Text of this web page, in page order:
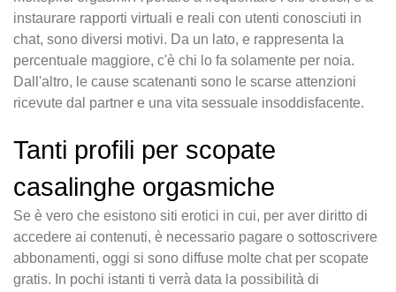
instaurare rapporti virtuali e reali con utenti conosciuti in
chat, sono diversi motivi. Da un lato, e rappresenta la
percentuale maggiore, c'è chi lo fa solamente per noia.
Dall'altro, le cause scatenanti sono le scarse attenzioni
ricevute dal partner e una vita sessuale insoddisfacente.
Tanti profili per scopate
casalinghe orgasmiche
Se è vero che esistono siti erotici in cui, per aver diritto di
accedere ai contenuti, è necessario pagare o sottoscrivere
abbonamenti, oggi si sono diffuse molte chat per scopate
gratis. In pochi istanti ti verrà data la possibilità di